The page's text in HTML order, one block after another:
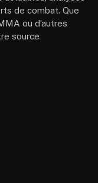
de combat. Que
ou d’autres
source